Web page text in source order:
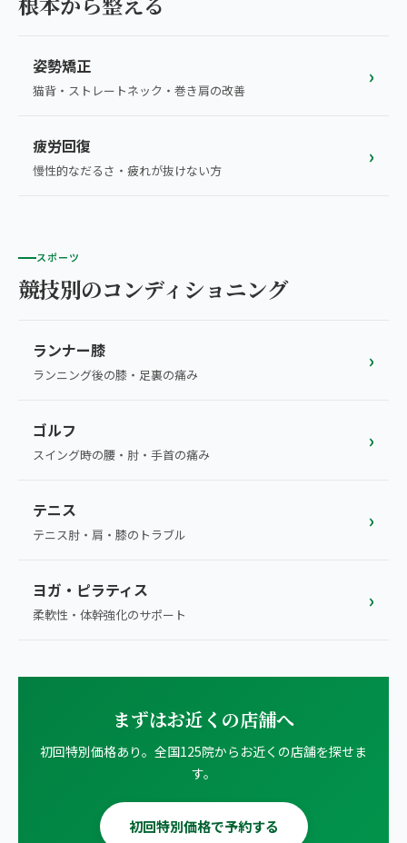
姿勢矯正
猫背・ストレートネック・巻き肩の改善
›
疲労回復
慢性的なだるさ・疲れが抜けない方
›
スポーツ
競技別のコンディショニング
ランナー膝
ランニング後の膝・足裏の痛み
›
ゴルフ
スイング時の腰・肘・手首の痛み
›
テニス
テニス肘・肩・膝のトラブル
›
ヨガ・ピラティス
柔軟性・体幹強化のサポート
›
まずはお近くの店舗へ
初回特別価格あり。全国125院からお近くの店舗を探せま
す。
初回特別価格で予約する